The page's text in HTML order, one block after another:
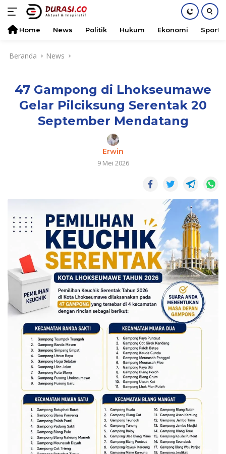
Home News Politik Hukum Ekonomi Sports
Beranda News
47 Gampong di Lhokseumawe
Gelar Pilciksung Serentak 20
September Mendatang
Erwin
9 Mei 2026